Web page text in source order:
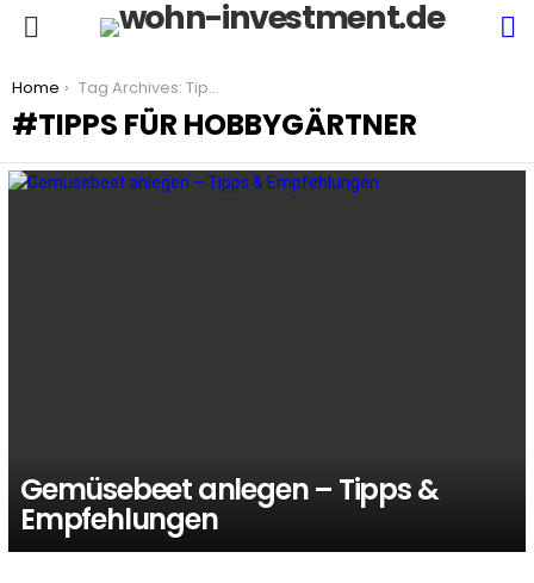
You are here:
Home Tag Archives: Tipps für Hobbygärtner
TIPPS FÜR HOBBYGÄRTNER
Gemüsebeet anlegen – Tipps &
Empfehlungen